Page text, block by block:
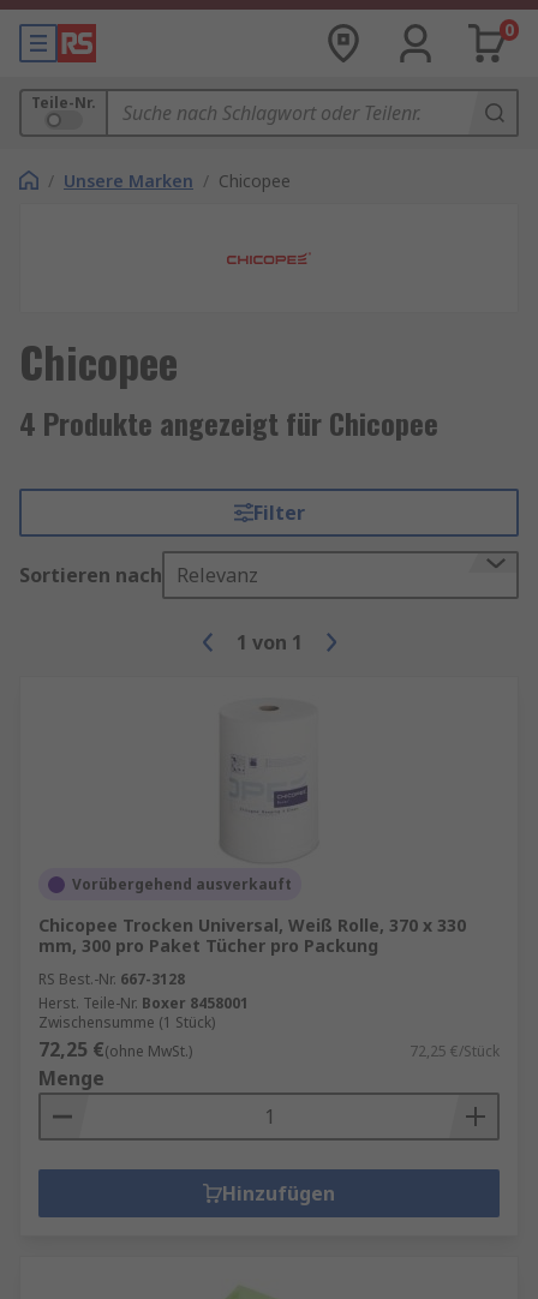
0
Teile-Nr.
/ Unsere Marken / Chicopee
Chicopee
4 Produkte angezeigt für Chicopee
Filter
Sortieren nach Relevanz
1 von 1
Vorübergehend ausverkauft
Chicopee Trocken Universal, Weiß Rolle, 370 x 330
mm, 300 pro Paket Tücher pro Packung
RS Best.-Nr. 667-3128
Herst. Teile-Nr. Boxer 8458001
Zwischensumme (1 Stück)
72,25 €(ohne MwSt.) 72,25 €/Stück
Menge
Hinzufügen